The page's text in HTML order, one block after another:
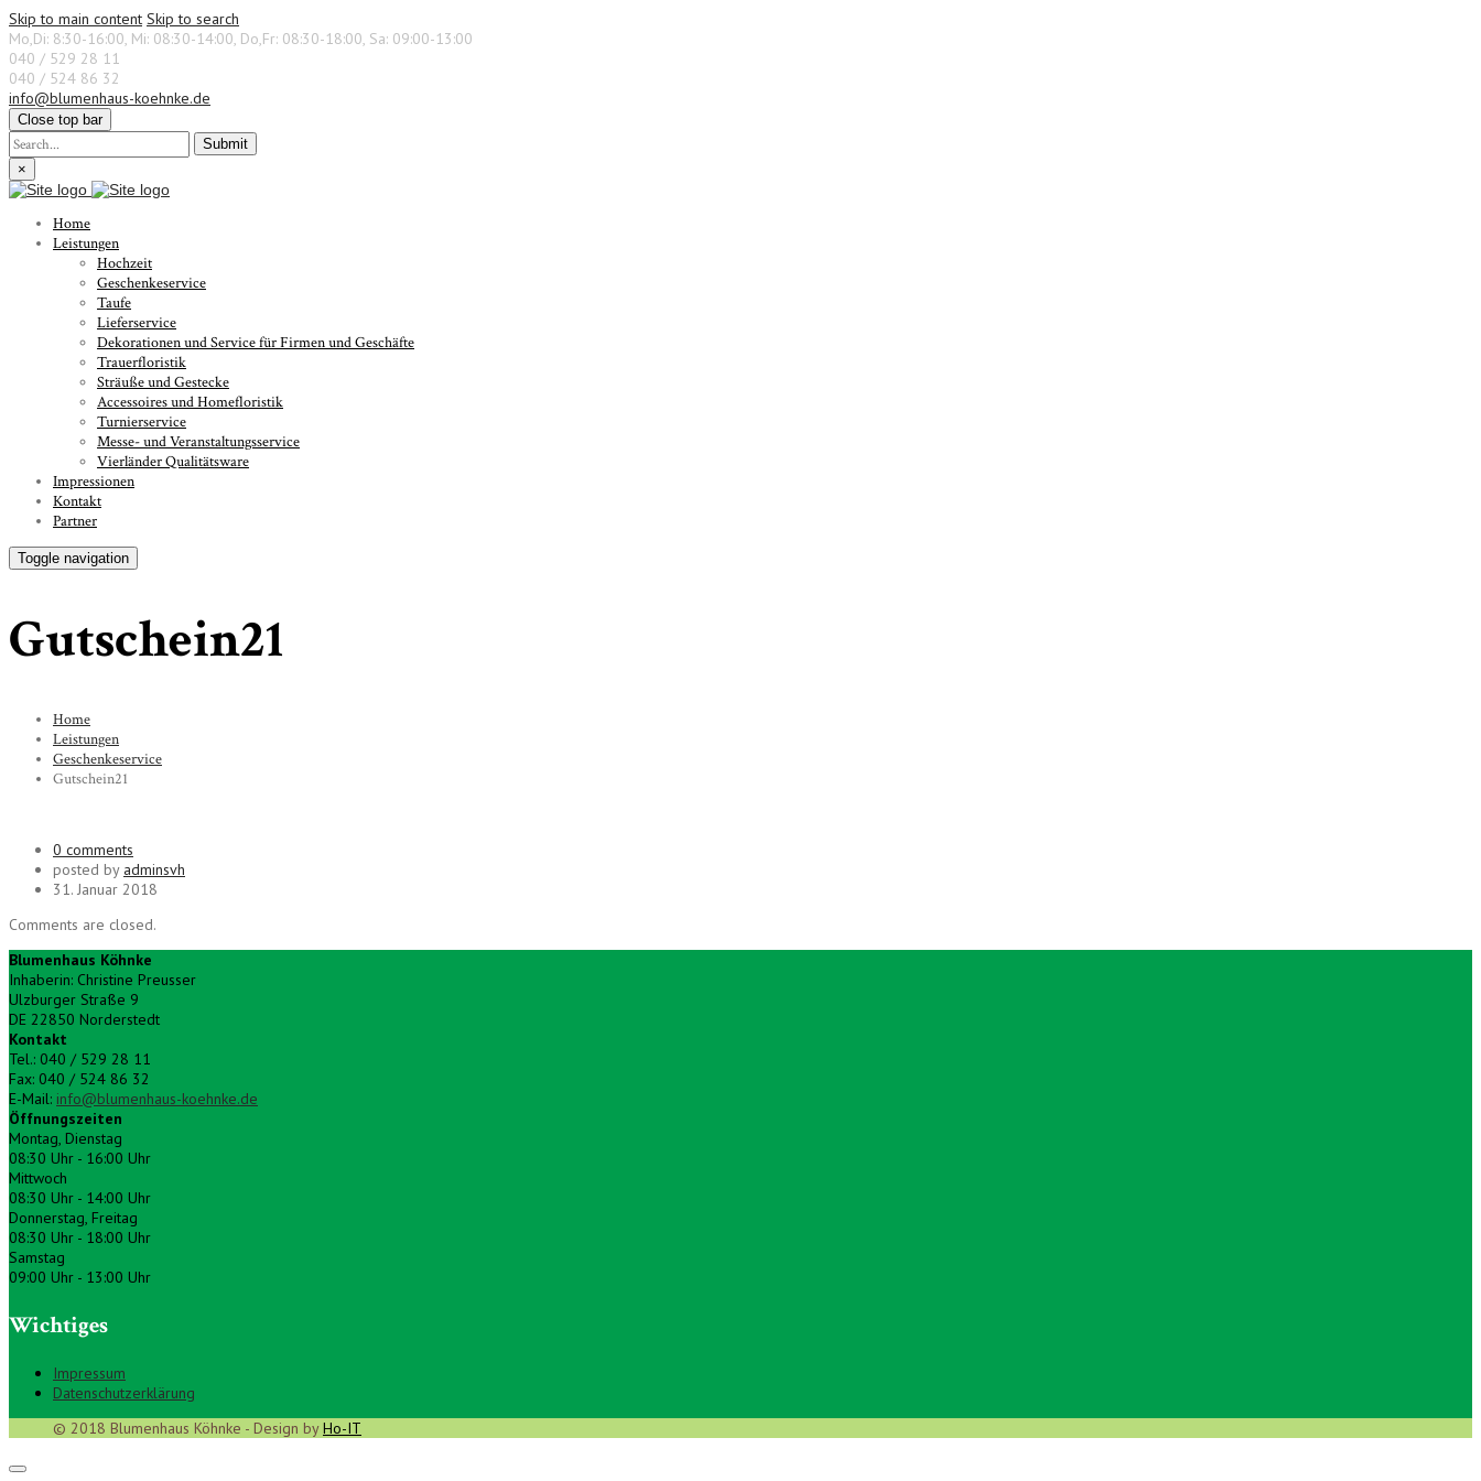
Skip to main content Skip to search
Mo,Di: 8:30-16:00, Mi: 08:30-14:00, Do,Fr: 08:30-18:00, Sa: 09:00-13:00
040 / 529 28 11
040 / 524 86 32
info@blumenhaus-koehnke.de
Close top bar
Submit
×
Home
Leistungen
Hochzeit
Geschenkeservice
Taufe
Lieferservice
Dekorationen und Service für Firmen und Geschäfte
Trauerfloristik
Sträuße und Gestecke
Accessoires und Homefloristik
Turnierservice
Messe- und Veranstaltungsservice
Vierländer Qualitätsware
Impressionen
Kontakt
Partner
Toggle navigation
Gutschein21
Home
Leistungen
Geschenkeservice
Gutschein21
0 comments
posted by adminsvh
31. Januar 2018
Comments are closed.
Blumenhaus Köhnke
Inhaberin: Christine Preusser
Ulzburger Straße 9
DE 22850 Norderstedt
Kontakt
Tel.: 040 / 529 28 11
Fax: 040 / 524 86 32
E-Mail: info@blumenhaus-koehnke.de
Öffnungszeiten
Montag, Dienstag
08:30 Uhr - 16:00 Uhr
Mittwoch
08:30 Uhr - 14:00 Uhr
Donnerstag, Freitag
08:30 Uhr - 18:00 Uhr
Samstag
09:00 Uhr - 13:00 Uhr
Wichtiges
Impressum
Datenschutzerklärung
© 2018 Blumenhaus Köhnke - Design byHo-IT